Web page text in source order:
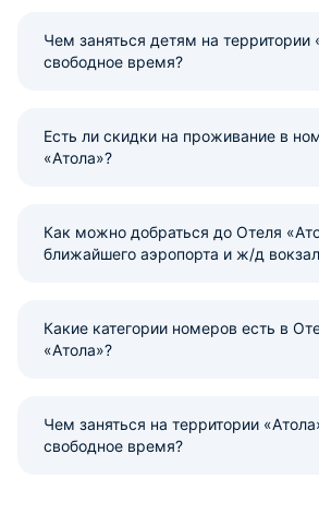
Чем заняться детям на территории
свободное время?
Есть ли скидки на проживание в
«Атола»?
Как можно добраться до Отеля
ближайшего аэропорта и ж/д
Какие категории номеров есть в
«Атола»?
Чем заняться на территории
свободное время?